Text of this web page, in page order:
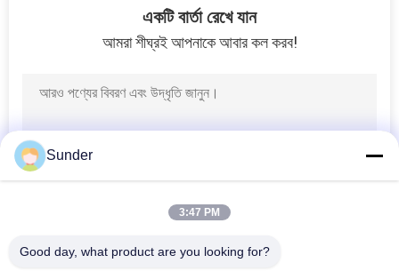
একটি বার্তা রেখে যান
আমরা শীঘ্রই আপনাকে আবার কল করব!
Sunder
3:47 PM
Good day, what product are you looking for?